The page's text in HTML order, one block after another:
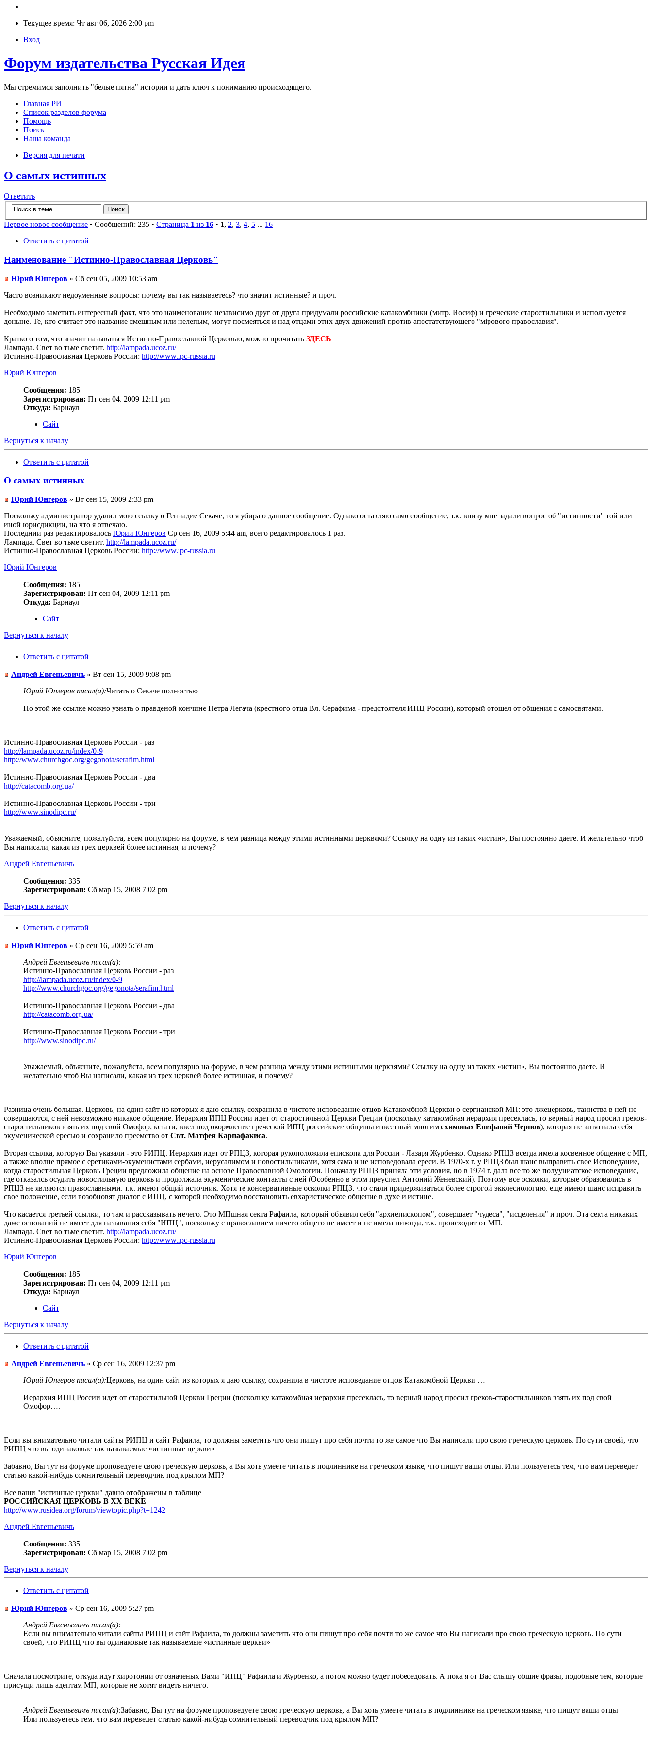
Текущее время: Чт авг 06, 2026 2:00 pm
Вход
Форум издательства Русская Идея
Мы стремимся заполнить "белые пятна" истории и дать ключ к пониманию происходящего.
Главная РИ
Список разделов форума
Помощь
Поиск
Наша команда
Версия для печати
О самых истинных
Ответить
Первое новое сообщение • Сообщений: 235 • Страница 1 из 16 • 1, 2, 3, 4, 5 ... 16
Ответить с цитатой
Наименование "Истинно-Православная Церковь"
Юрий Юнгеров » Сб сен 05, 2009 10:53 am
Часто возникают недоуменные вопросы: почему вы так называетесь? что значит истинные? и проч.
Необходимо заметить интересный факт, что это наименование независимо друг от друга придумали российские катакомбники (митр. Иосиф) и греческие старостильники и используется
доныне. Те, кто считает это название смешным или нелепым, могут посмеяться и над отцами этих двух движений против апостатствующего "мiрового православия".
Кратко о том, что значит называться Истинно-Православной Церковью, можно прочитать ЗДЕСЬ
Лампада. Свет во тьме светит. http://lampada.ucoz.ru/
Истинно-Православная Церковь России: http://www.ipc-russia.ru
Юрий Юнгеров
Сообщения: 185
Зарегистрирован: Пт сен 04, 2009 12:11 pm
Откуда: Барнаул
Сайт
Вернуться к началу
Ответить с цитатой
О самых истинных
Юрий Юнгеров » Вт сен 15, 2009 2:33 pm
Поскольку администратор удалил мою ссылку о Геннадие Секаче, то я убираю данное сообщение. Однако оставляю само сообщение, т.к. внизу мне задали вопрос об "истинности" той или
иной юрисдикции, на что я отвечаю.
Последний раз редактировалось Юрий Юнгеров Ср сен 16, 2009 5:44 am, всего редактировалось 1 раз.
Лампада. Свет во тьме светит. http://lampada.ucoz.ru/
Истинно-Православная Церковь России: http://www.ipc-russia.ru
Юрий Юнгеров
Сообщения: 185
Зарегистрирован: Пт сен 04, 2009 12:11 pm
Откуда: Барнаул
Сайт
Вернуться к началу
Ответить с цитатой
Андрей Евгеньевичъ » Вт сен 15, 2009 9:08 pm
Юрий Юнгеров писал(а):Читать о Секаче полностью
По этой же ссылке можно узнать о правденой кончине Петра Легача (крестного отца Вл. Серафима - предстоятеля ИПЦ России), который отошел от общения с самосвятами.
Истинно-Православная Церковь России - раз
http://lampada.ucoz.ru/index/0-9
http://www.churchgoc.org/gegonota/serafim.html
Истинно-Православная Церковь России - два
http://catacomb.org.ua/
Истинно-Православная Церковь России - три
http://www.sinodipc.ru/
Уважаемый, объясните, пожалуйста, всем популярно на форуме, в чем разница между этими истинными церквями? Ссылку на одну из таких «истин», Вы постоянно даете. И желательно чтоб
Вы написали, какая из трех церквей более истинная, и почему?
Андрей Евгеньевичъ
Сообщения: 335
Зарегистрирован: Сб мар 15, 2008 7:02 pm
Вернуться к началу
Ответить с цитатой
Юрий Юнгеров » Ср сен 16, 2009 5:59 am
Андрей Евгеньевичъ писал(а):
Истинно-Православная Церковь России - раз
http://lampada.ucoz.ru/index/0-9
http://www.churchgoc.org/gegonota/serafim.html
Истинно-Православная Церковь России - два
http://catacomb.org.ua/
Истинно-Православная Церковь России - три
http://www.sinodipc.ru/
Уважаемый, объясните, пожалуйста, всем популярно на форуме, в чем разница между этими истинными церквями? Ссылку на одну из таких «истин», Вы постоянно даете. И
желательно чтоб Вы написали, какая из трех церквей более истинная, и почему?
Разница очень большая. Церковь, на один сайт из которых я даю ссылку, сохранила в чистоте исповедание отцов Катакомбной Церкви о сергианской МП: это лжецерковь, таинства в ней не
совершаются, с ней невозможно никакое общение. Иерархия ИПЦ России идет от старостильной Церкви Греции (поскольку катакомбная иерархия пресеклась, то верный народ просил греков-
старостильников взять их под свой Омофор; кстати, ввел под окормление греческой ИПЦ российские общины известный многим схимонах Епифаний Чернов), которая не запятнала себя
экуменической ересью и сохранило преемство от Свт. Матфея Карпафакиса.
Вторая ссылка, которую Вы указали - это РИПЦ. Иерархия идет от РПЦЗ, которая рукоположила епископа для России - Лазаря Журбенко. Однако РПЦЗ всегда имела косвенное общение с МП,
а также вполне прямое с еретиками-экуменистами сербами, иерусалимом и новостильниками, хотя сама и не исповедовала ереси. В 1970-х г. у РПЦЗ был шанс выправить свое Исповедание,
когда старостильная Церковь Греции предложила общение на основе Православной Омологии. Поначалу РПЦЗ приняла эти условия, но в 1974 г. дала все то же полууниатское исповедание,
где отказалсь осудить новостильную церковь и продолжала экуменические контакты с ней (Особенно в этом преуспел Антоний Женевский). Поэтому все осколки, которые образовались в
РПЦЗ не являются православными, т.к. имеют общий источник. Хотя те консервативные осколки РПЦЗ, что стали придерживаться более строгой экклесиологию, еще имеют шанс исправить
свое положение, если возобновят диалог с ИПЦ, с которой необходимо восстановить евхаристическое общение в духе и истине.
Что касается третьей ссылки, то там и рассказывать нечего. Это МПшная секта Рафаила, который объявил себя "архиепископом", совершает "чудеса", "исцеления" и проч. Эта секта никаких
даже оснований не имеет для называния себя "ИПЦ", поскольку с православием ничего общего не имеет и не имела никогда, т.к. происходит от МП.
Лампада. Свет во тьме светит. http://lampada.ucoz.ru/
Истинно-Православная Церковь России: http://www.ipc-russia.ru
Юрий Юнгеров
Сообщения: 185
Зарегистрирован: Пт сен 04, 2009 12:11 pm
Откуда: Барнаул
Сайт
Вернуться к началу
Ответить с цитатой
Андрей Евгеньевичъ » Ср сен 16, 2009 12:37 pm
Юрий Юнгеров писал(а):Церковь, на один сайт из которых я даю ссылку, сохранила в чистоте исповедание отцов Катакомбной Церкви …
Иерархия ИПЦ России идет от старостильной Церкви Греции (поскольку катакомбная иерархия пресеклась, то верный народ просил греков-старостильников взять их под свой
Омофор….
Если вы внимательно читали сайты РИПЦ и сайт Рафаила, то должны заметить что они пишут про себя почти то же самое что Вы написали про свою греческую церковь. По сути своей, что
РИПЦ что вы одинаковые так называемые «истинные церкви»
Забавно, Вы тут на форуме проповедуете свою греческую церковь, а Вы хоть умеете читать в подлиннике на греческом языке, что пишут ваши отцы. Или пользуетесь тем, что вам переведет
статью какой-нибудь сомнительный переводчик под крылом МП?
Все ваши "истинные церкви" давно отображены в таблице
РОССИЙСКАЯ ЦЕРКОВЬ В ХХ ВЕКЕ
http://www.rusidea.org/forum/viewtopic.php?t=1242
Андрей Евгеньевичъ
Сообщения: 335
Зарегистрирован: Сб мар 15, 2008 7:02 pm
Вернуться к началу
Ответить с цитатой
Юрий Юнгеров » Ср сен 16, 2009 5:27 pm
Андрей Евгеньевичъ писал(а):
Если вы внимательно читали сайты РИПЦ и сайт Рафаила, то должны заметить что они пишут про себя почти то же самое что Вы написали про свою греческую церковь. По сути
своей, что РИПЦ что вы одинаковые так называемые «истинные церкви»
Сначала посмотрите, откуда идут хиротонии от означеных Вами "ИПЦ" Рафаила и Журбенко, а потом можно будет побеседовать. А пока я от Вас слышу общие фразы, подобные тем, которые
присущи лишь адептам МП, которые не хотят видеть ничего.
Андрей Евгеньевичъ писал(а):Забавно, Вы тут на форуме проповедуете свою греческую церковь, а Вы хоть умеете читать в подлиннике на греческом языке, что пишут ваши отцы.
Или пользуетесь тем, что вам переведет статью какой-нибудь сомнительный переводчик под крылом МП?